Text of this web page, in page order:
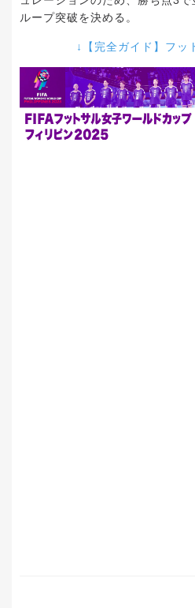
ループ突破を決める。
↓【完全ガイド】フッ